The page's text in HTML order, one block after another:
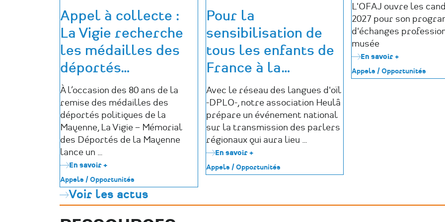
Appel à collecte :
La Vigie recherche
les médailles des
déportés…
À l’occasion des 80 ans de la
remise des médailles des
déportés politiques de la
Mayenne, La Vigie – Mémorial
des Déportés de la Mayenne
lance un …
En savoir +
à
collecte
Appels / Opportunités
Pour la
sensibilisation de
tous les enfants de
France à la…
Avec le réseau des langues d'oïl
-DPLO-, notre association Heulâ
prépare un événement national
sur la transmission des parlers
régionaux qui aura lieu …
En savoir +sur
la
Appels / Opportunités
L'OFAJ ouvre les
2027 pour son
d'échanges
musée
En savoir +
à
Appels / Opportunités
Voir les actus